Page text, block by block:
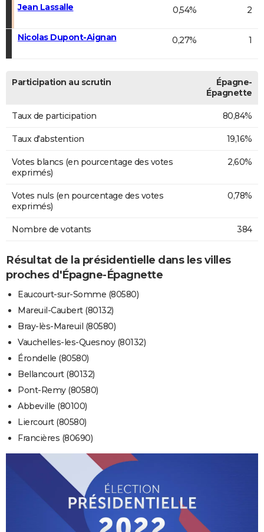
Jean Lassalle 0,54% 2
Nicolas Dupont-Aignan 0,27% 1
Participation au scrutin
Épagne-
Épagnette
Taux de participation 80,84%
Taux d'abstention 19,16%
Votes blancs (en pourcentage des votes
exprimés)
2,60%
Votes nuls (en pourcentage des votes
exprimés)
0,78%
Nombre de votants 384
Résultat de la présidentielle dans les villes
proches d'Épagne-Épagnette
Eaucourt-sur-Somme (80580)
Mareuil-Caubert (80132)
Bray-lès-Mareuil (80580)
Vauchelles-les-Quesnoy (80132)
Érondelle (80580)
Bellancourt (80132)
Pont-Remy (80580)
Abbeville (80100)
Liercourt (80580)
Francières (80690)